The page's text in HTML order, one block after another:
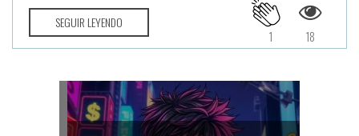
SEGUIR LEYENDO
18
1